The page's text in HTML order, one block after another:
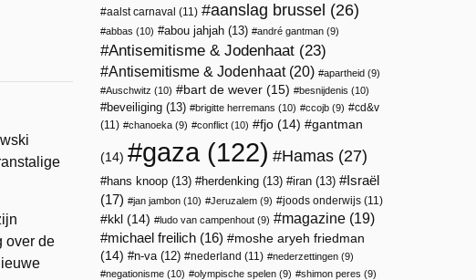
over de
aalst carnaval (11) aanslag brussel (26)
abbas (10) abou jahjah (13) andré gantman (9)
Antisemitisme & Jodenhaat (23)
Antisemitisme & Jodenhaat(20) apartheid (9)
Auschwitz (10) bart de wever (15) besnijdenis (10)
beveiliging (13) brigitte herremans (10) ccojb (9)
cd&v
(11)
chanoeka (9) conflict (10) fjo (14) gantman
(14) gaza(122) Hamas (27)
hans knoop (13) herdenking (13) iran (13)
Israël
(17)
jan jambon (10) Jeruzalem (9) joods onderwijs (11)
kkl (14) ludo van campenhout (9) magazine (19)
michael freilich (16)
moshe aryeh friedman
(14)
n-va(12) nederland (11) nederzettingen (9)
negationisme (10) olympische spelen (9) shimon peres (9)